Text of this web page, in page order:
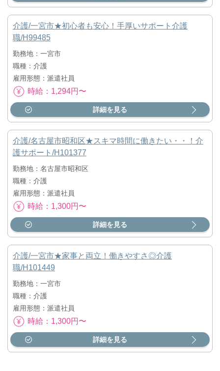
介護/一宮市★初心者も安心！手厚いサポート介護
職/H99485
勤務地：一宮市
職種：介護
雇用形態：派遣社員
時給：1,294円〜
詳細を見る
介護/名古屋市昭和区★スキマ時間に働きたい・・！介
護サポート/H101377
勤務地：名古屋市昭和区
職種：介護
雇用形態：派遣社員
時給：1,300円〜
詳細を見る
介護/一宮市★家事と両立！働きやすさ◎介護
職/H101449
勤務地：一宮市
職種：介護
雇用形態：派遣社員
時給：1,300円〜
詳細を見る